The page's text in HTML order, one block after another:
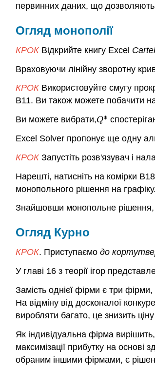
первинних даних, що
Огляд монополії
КРОК Відкрийте книгу Excel
Враховуючи лінійну зворотну
КРОК Використовуйте смугу
B11. Ви також можете побачити
Ви можете вибрати,Q*
Q*
Excel Solver пропонує ще одну
КРОК Запустіть розв'язувач і
Нарешті, натисніть на комірки
монопольного рішення на графіку.
Знайшовши монопольне рішення,
Огляд Курно
КРОК. Приступаємо до
У главі 16 з теорії ігор
Замість однієї фірми є три
На відміну від досконалої
виробляти багато, це знизить
Як індивідуальна фірма
максимізації прибутку на
обраним іншими фірмами, є